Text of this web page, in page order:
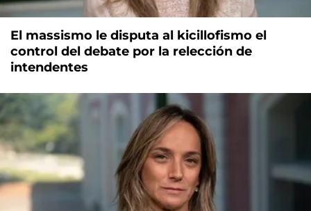
El massismo le disputa al kicillofismo el
control del debate por la relección de
intendentes